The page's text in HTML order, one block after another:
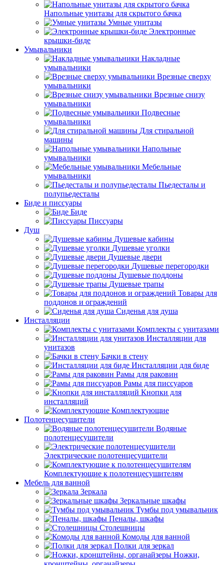
Напольные унитазы для скрытого бачка
Умные унитазы
Электронные
крышки-биде
Умывальники
Накладные
умывальники
Врезные сверху
умывальники
Врезные снизу
умывальники
Подвесные
умывальники
Для стиральной
машины
Напольные
умывальники
Мебельные
умывальники
Пьедесталы и
полупьедесталы
Биде и писсуары
Биде
Писсуары
Душ
Душевые кабины
Душевые уголки
Душевые двери
Душевые перегородки
Душевые поддоны
Душевые трапы
Товары для
поддонов и ограждений
Сиденья для душа
Инсталляции
Комплекты с унитазами
Инсталляции для
унитазов
Бачки в стену
Инсталляции для биде
Рамы для раковин
Рамы для писсуаров
Кнопки для
инсталляций
Комплектующие
Полотенцесушители
Водяные
полотенцесушители
Электрические полотенцесушители
Комплектующие к полотенцесушителям
Мебель для ванной
Зеркала
Зеркальные шкафы
Тумбы под умывальник
Пеналы, шкафы
Столешницы
Комоды для ванной
Полки для зеркал
Ножки,